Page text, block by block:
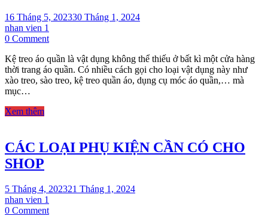
16 Tháng 5, 202330 Tháng 1, 2024
nhan vien 1
0 Commenton
5
MẪU
KỆ
TIỆN
ÍCH
Kệ treo áo quần là vật dụng không thể thiếu ở bất kì một cửa hàng
thời trang áo quần. Có nhiều cách gọi cho loại vật dụng này như
xào treo, sào treo, kệ treo quần áo, dụng cụ móc áo quần,… mà
mục…
Xem thêm
CÁC LOẠI PHỤ KIỆN CẦN CÓ CHO
SHOP
5 Tháng 4, 202321 Tháng 1, 2024
nhan vien 1
0 Commenton